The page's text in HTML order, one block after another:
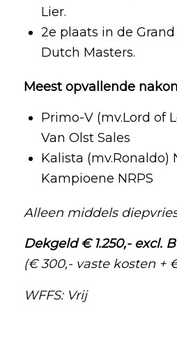
Lier.
2e plaats in de
Dutch Masters.
Meest opvallende
Primo-V (mv.Lord of
Van Olst Sales
Kalista (mv.Ronaldo)
Kampioene NRPS
Alleen middels
Dekgeld € 1.250,- excl.
(€ 300,- vaste kosten +
WFFS: Vrij